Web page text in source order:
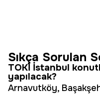
Sıkça Sorulan
TOKİ İstanbul
yapılacak?
Arnavutköy,